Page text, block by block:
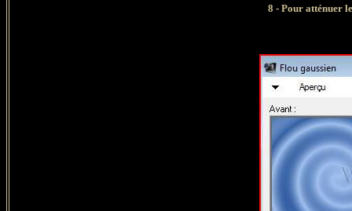
8 - Pour atténuer